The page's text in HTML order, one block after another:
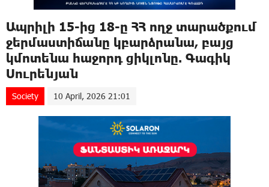
Ապրիլի 15-ից 18-ը ՀՀ ողջ տարածքում
ջերմաստիճանը կբարձրանա, բայց
կմոտենա հաջորդ ցիկլոնը. Գագիկ
Սուրենյան
Society 10 April, 2026 21:01